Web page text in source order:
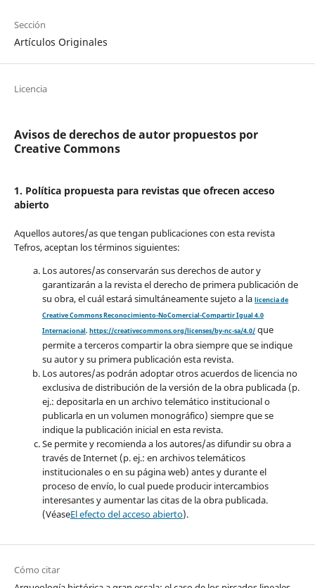
Sección
Artículos Originales
Licencia
Avisos de derechos de autor propuestos por
Creative Commons
1. Política propuesta para revistas que ofrecen acceso
abierto
Aquellos autores/as que tengan publicaciones con esta revista
Tefros, aceptan los términos siguientes:
Los autores/as conservarán sus derechos de autor y
garantizarán a la revista el derecho de primera publicación de
su obra, el cuál estará simultáneamente sujeto a la licencia de
Creative Commons Reconocimiento-NoComercial-Compartir Igual 4.0
Internacional. https://creativecommons.org/licenses/by-nc-sa/4.0/que
permite a terceros compartir la obra siempre que se indique
su autor y su primera publicación esta revista.
Los autores/as podrán adoptar otros acuerdos de licencia no
exclusiva de distribución de la versión de la obra publicada (p.
ej.: depositarla en un archivo telemático institucional o
publicarla en un volumen monográfico) siempre que se
indique la publicación inicial en esta revista.
Se permite y recomienda a los autores/as difundir su obra a
través de Internet (p. ej.: en archivos telemáticos
institucionales o en su página web) antes y durante el
proceso de envío, lo cual puede producir intercambios
interesantes y aumentar las citas de la obra publicada.
(VéaseEl efecto del acceso abierto).
Cómo citar